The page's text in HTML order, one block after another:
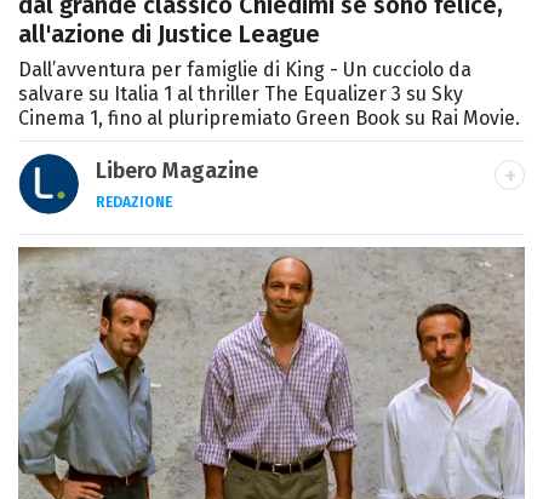
all'azione di Justice League
Dall’avventura per famiglie di King - Un cucciolo da
salvare su Italia 1 al thriller The Equalizer 3 su Sky
Cinema 1, fino al pluripremiato Green Book su Rai Movie.
Libero Magazine
REDAZIONE
E-MAIL
INSTAGRAM FACEBOOK
Libero Magazine è il canale del portale
Libero.it dedicato al mondo della
televisione, dello spettacolo e del gossip.